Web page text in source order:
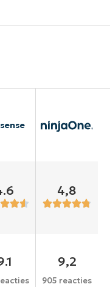
4,8
9,2
905 reacties